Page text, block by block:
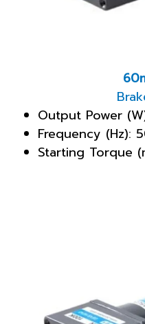
Output Power
Frequency (Hz):
Starting Torque